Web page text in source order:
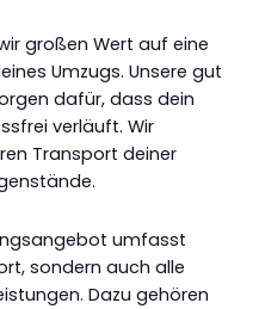
großen Wert auf eine
Umzugs. Unsere gut
dafür, dass dein
verläuft. Wir
Transport deiner
umfasst
sondern auch alle
Dazu gehören